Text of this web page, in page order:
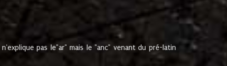
pas le"ar" mais le "anc" venant du pré-latin